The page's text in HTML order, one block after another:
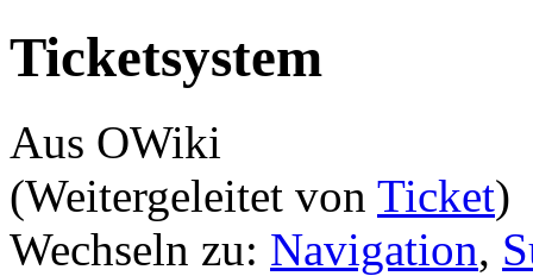
Ticketsystem
Aus OWiki
(Weitergeleitet von Ticket)
Wechseln zu: Navigation,